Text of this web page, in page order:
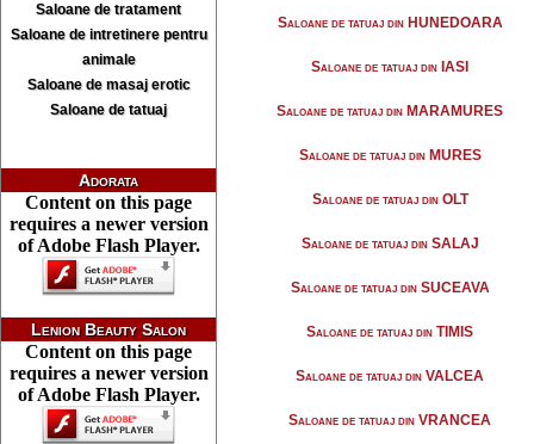
Saloane de tratament
Saloane de intretinere pentru
animale
Saloane de masaj erotic
Saloane de tatuaj
Adorata
Content on this page
requires a newer version
of Adobe Flash Player.
Lenion Beauty Salon
Content on this page
requires a newer version
of Adobe Flash Player.
Saloane de tatuaj din HUNEDOARA
Saloane de tatuaj din IASI
Saloane de tatuaj din MARAMURES
Saloane de tatuaj din MURES
Saloane de tatuaj din OLT
Saloane de tatuaj din SALAJ
Saloane de tatuaj din SUCEAVA
Saloane de tatuaj din TIMIS
Saloane de tatuaj din VALCEA
Saloane de tatuaj din VRANCEA